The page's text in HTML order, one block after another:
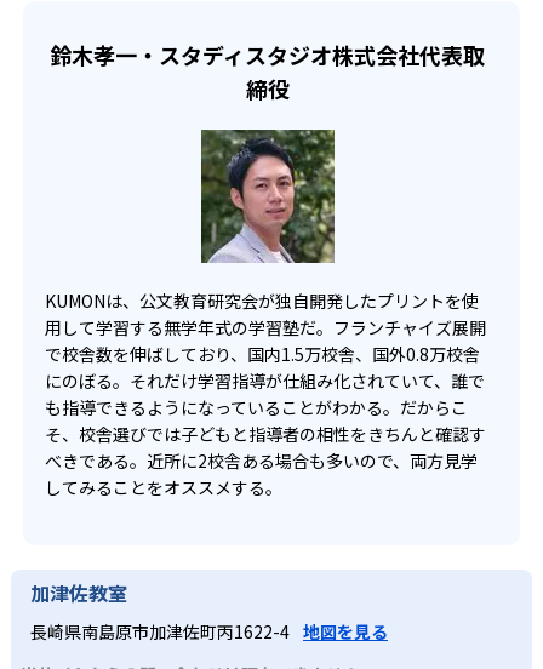
宿題の量や進め方に関しては、いつでも気軽に相談可能
鈴木孝一・スタディスタジオ株式会社代表取
締役
KUMONは、公文教育研究会が独自開発したプリントを使
用して学習する無学年式の学習塾だ。フランチャイズ展開
で校舎数を伸ばしており、国内1.5万校舎、国外0.8万校舎
にのぼる。それだけ学習指導が仕組み化されていて、誰で
も指導できるようになっていることがわかる。だからこ
そ、校舎選びでは子どもと指導者の相性をきちんと確認す
べきである。近所に2校舎ある場合も多いので、両方見学
してみることをオススメする。
加津佐教室
長崎県南島原市加津佐町丙1622-4 地図を見る